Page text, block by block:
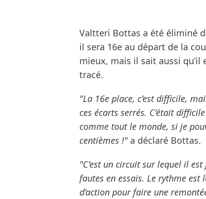
Valtteri Bottas a été éliminé
il sera 16e au départ de la
mieux, mais il sait aussi
tracé.
"La 16e place, c’est difficile,
ces écarts serrés. C’était
comme tout le monde, si je
centièmes !"a déclaré Bottas.
"C’est un circuit sur lequel il
fautes en essais. Le rythme est
d’action pour faire une